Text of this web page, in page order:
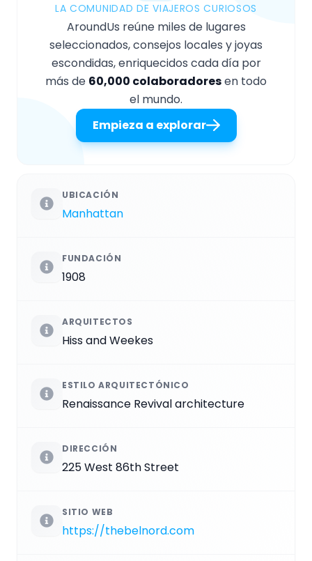
LA COMUNIDAD DE VIAJEROS CURIOSOS
AroundUs reúne miles de lugares
seleccionados, consejos locales y joyas
escondidas, enriquecidos cada día por
más de 60,000 colaboradoresen todo
el mundo.
Empieza a explorar
UBICACIÓN
Manhattan
FUNDACIÓN
1908
ARQUITECTOS
Hiss and Weekes
ESTILO ARQUITECTÓNICO
Renaissance Revival architecture
DIRECCIÓN
225 West 86th Street
SITIO WEB
https://thebelnord.com